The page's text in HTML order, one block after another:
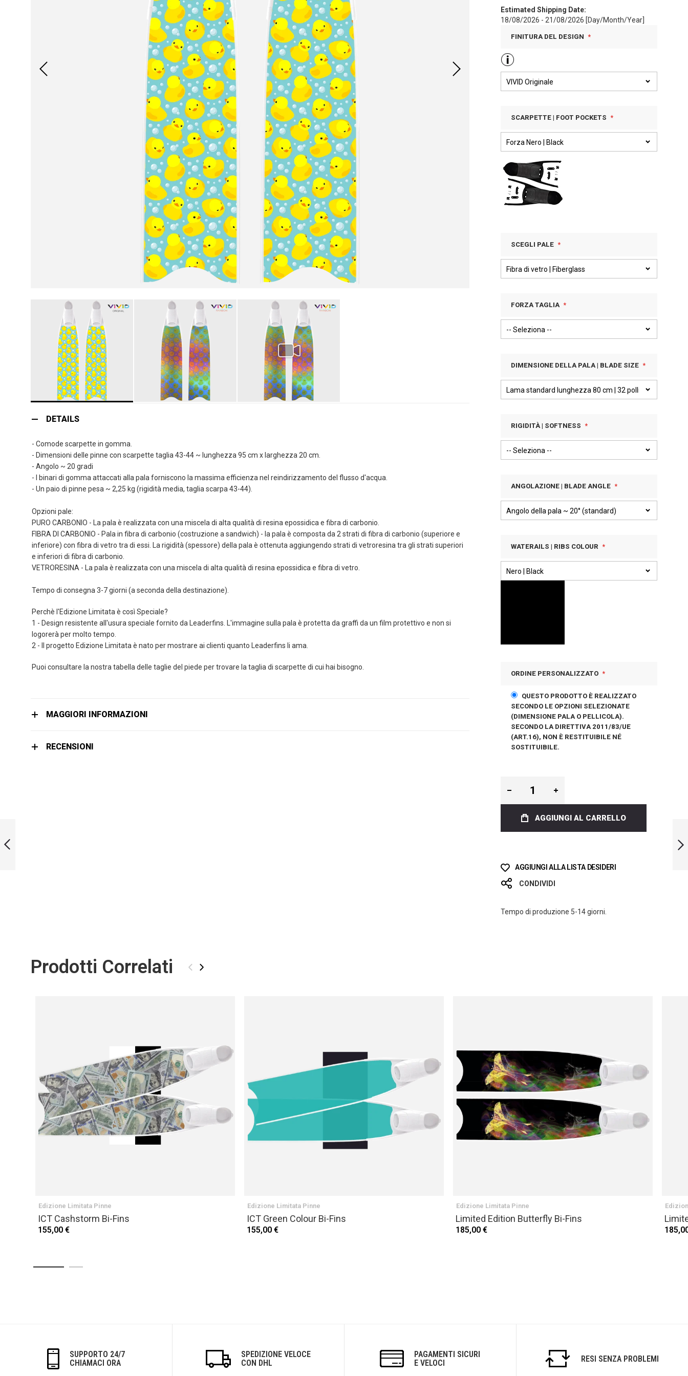
all'inizio
immagini
DETAILS
- Comode scarpette in gomma.
- Dimensioni delle pinne con scarpette taglia 43-44 ~ lunghezza 95 cm x larghezza 20 cm.
- Angolo ~ 20 gradi
- I binari di gomma attaccati alla pala forniscono la massima efficienza nel reindirizzamento del flusso d'acqua.
- Un paio di pinne pesa ~ 2,25 kg (rigidità media, taglia scarpa 43-44).
Opzioni pale:
PURO CARBONIO - La pala è realizzata con una miscela di alta qualità di resina epossidica e fibra di carbonio.
FIBRA DI CARBONIO - Pala in fibra di carbonio (costruzione a sandwich) - la pala è composta da 2 strati di fibra di carbonio (superiore e
inferiore) con fibra di vetro tra di essi. La rigidità (spessore) della pala è ottenuta aggiungendo strati di vetroresina tra gli strati superiori
e inferiori di fibra di carbonio.
VETRORESINA - La pala è realizzata con una miscela di alta qualità di resina epossidica e fibra di vetro.
Tempo di consegna 3-7 giorni (a seconda della destinazione).
Perchè l'Edizione Limitata è così Speciale?
1 - Design resistente all'usura speciale fornito da Leaderfins. L'immagine sulla pala è protetta da graffi da un film protettivo e non si
logorerà per molto tempo.
2 - Il progetto Edizione Limitata è nato per mostrare ai clienti quanto Leaderfins li ama.
Puoi consultare la nostra tabella delle taglie del piede per trovare la taglia di scarpette di cui hai bisogno.
MAGGIORI INFORMAZIONI
RECENSIONI
Estimated Shipping Date:
18/08/2026 - 21/08/2026 [Day/Month/Year]
FINITURA DEL DESIGN
SCARPETTE | FOOT POCKETS
SCEGLI PALE
FORZA TAGLIA
DIMENSIONE DELLA PALA | BLADE SIZE
RIGIDITÀ | SOFTNESS
ANGOLAZIONE | BLADE ANGLE
WATERAILS | RIBS COLOUR
ORDINE PERSONALIZZATO
QUESTO PRODOTTO È REALIZZATO
SECONDO LE OPZIONI SELEZIONATE
(DIMENSIONE PALA O PELLICOLA).
SECONDO LA DIRETTIVA 2011/83/UE
(ART.16), NON È RESTITUIBILE NÉ
SOSTITUIBILE.
AGGIUNGI AL CARRELLO
AGGIUNGI ALLA LISTA DESIDERI
CONDIVIDI
Tempo di produzione 5-14 giorni.
LIMITED EDITION
DEEP SEA TWINS
Prodotti Correlati ‹ ›
Edizione Limitata Pinne
ICT Cashstorm Bi-Fins
155,00 €
Edizione Limitata Pinne
ICT Green Colour Bi-Fins
155,00 €
Edizione Limitata Pinne
Limited Edition Butterfly Bi-Fins
185,00 €
SUPPORTO 24/7
CHIAMACI ORA
SPEDIZIONE VELOCE
CON DHL
PAGAMENTI SICURI
E VELOCI
RESI SENZA PROBLEMI